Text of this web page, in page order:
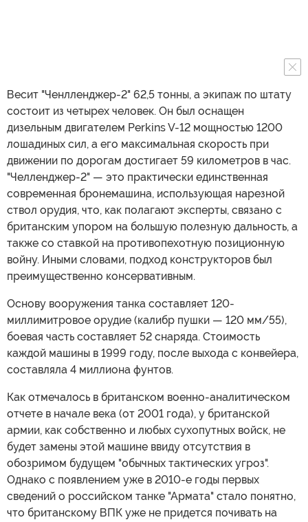
Весит "Ченлленджер-2" 62,5 тонны, а экипаж по штату
состоит из четырех человек. Он был оснащен
дизельным двигателем Perkins V-12 мощностью 1200
лошадиных сил, а его максимальная скорость при
движении по дорогам достигает 59 километров в час.
"Челленджер-2" — это практически единственная
современная бронемашина, использующая нарезной
ствол орудия, что, как полагают эксперты, связано с
британским упором на большую полезную дальность, а
также со ставкой на противопехотную позиционную
войну. Иными словами, подход конструкторов был
преимущественно консервативным.
Основу вооружения танка составляет 120-
миллимитровое орудие (калибр пушки — 120 мм/55),
боевая часть составляет 52 снаряда. Стоимость
каждой машины в 1999 году, после выхода с конвейера,
составляла 4 миллиона фунтов.
Как отмечалось в британском военно-аналитическом
отчете в начале века (от 2001 года), у британской
армии, как собственно и любых сухопутных войск, не
будет замены этой машине ввиду отсутствия в
обозримом будущем "обычных тактических угроз".
Однако с появлением уже в 2010-е годы первых
сведений о российском танке "Армата" стало понятно,
что британскому ВПК уже не придется почивать на